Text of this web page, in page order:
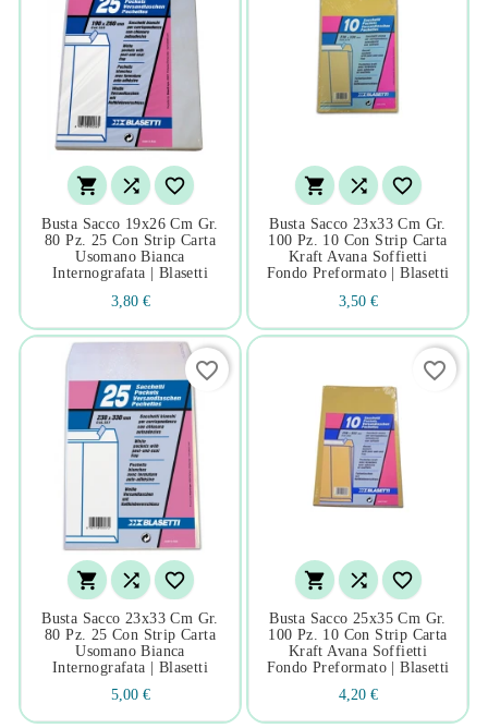
  
Busta Sacco 19x26 Cm Gr.
80 Pz. 25 Con Strip Carta
Usomano Bianca
Internografata | Blasetti
3,80 €
  
Busta Sacco 23x33 Cm Gr.
100 Pz. 10 Con Strip Carta
Kraft Avana Soffietti
Fondo Preformato | Blasetti
3,50 €
  
Busta Sacco 23x33 Cm Gr.
80 Pz. 25 Con Strip Carta
Usomano Bianca
Internografata | Blasetti
5,00 €
favorite_border
  
Busta Sacco 25x35 Cm Gr.
100 Pz. 10 Con Strip Carta
Kraft Avana Soffietti
Fondo Preformato | Blasetti
4,20 €
favorite_border